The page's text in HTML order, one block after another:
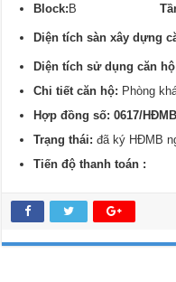
Block:B
Diện tích sàn xây dựng
Diện tích sử dụng căn
Chi tiết căn hộ: Phòng
Hợp đồng số: 0617/
Trạng thái:đã ký HĐMB
Tiến độ thanh toán :